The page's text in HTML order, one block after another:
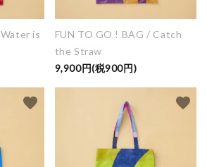
is
FUN TO GO ! BAG / Catch
the Straw
9,900円(税900円)
favorite favorite